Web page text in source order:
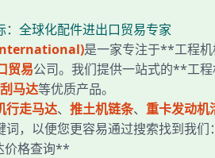
：全球化配件进出口贸易专家
是一家专注于**工程
贸易公司。我们提供一站式的**工
马达等优质产品。
行走马达、 推土机链条、 重卡发动机
，以便您更容易通过搜索找到我们：
价格查询**